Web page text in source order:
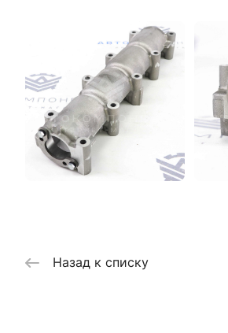
Назад к списку